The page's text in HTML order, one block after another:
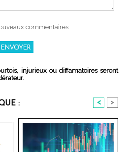
commentaires
injurieux ou diffamatoires seront
: < >